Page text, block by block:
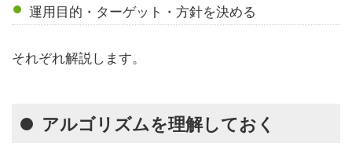
運用目的・ターゲット・方針を決める
それぞれ解説します。
アルゴリズムを理解しておく